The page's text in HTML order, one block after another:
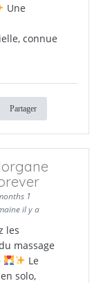
Une
connue
Partager
1
il y a
les
massage
Le
solo,